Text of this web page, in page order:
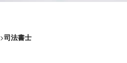
>司法書士